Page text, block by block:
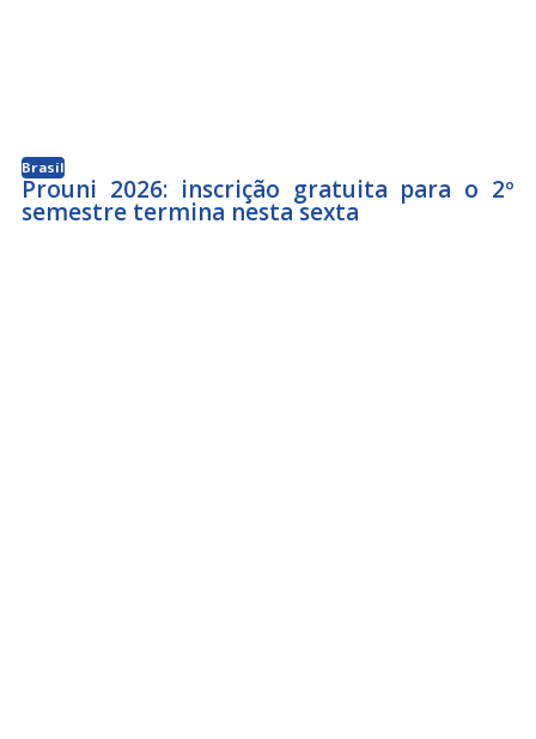
Brasil
Prouni 2026: inscrição gratuita para o 2º
semestre termina nesta sexta